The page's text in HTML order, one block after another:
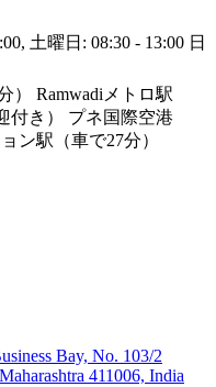
土曜日: 08:30 - 13:00 日
） Ramwadiメトロ駅
付き） プネ国際空港
ン駅（車で27分）
Bay, No. 103/2
411006, India